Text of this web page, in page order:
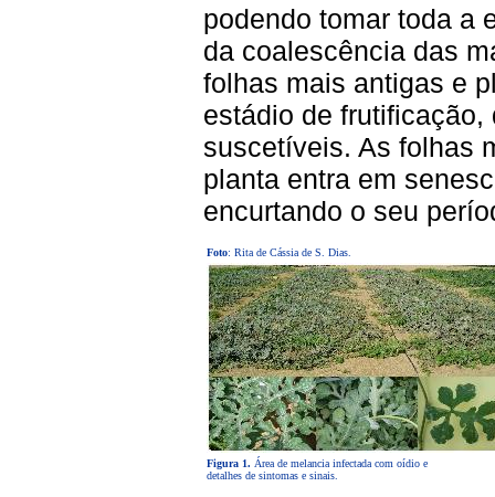
podendo tomar toda a
da coalescência das
folhas mais antigas e
estádio de
suscetíveis. As folhas
planta entra em
encurtando o seu
Foto: Rita de Cássia de S. Dias.
Figura 1. Área de melancia infectada com oídio e
detalhes de sintomas e sinais.